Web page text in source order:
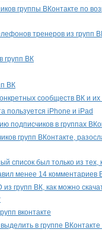
группы ВКонтакте по
тренеров из групп
групп ВК
ВК
сообществ ВК и
пользуется iPhone и iPad
подписчиков в группах
групп ВКонтакте,
список был только из тех,
менее 14 комментариев
групп ВК, как можно
вконтакте
в группе